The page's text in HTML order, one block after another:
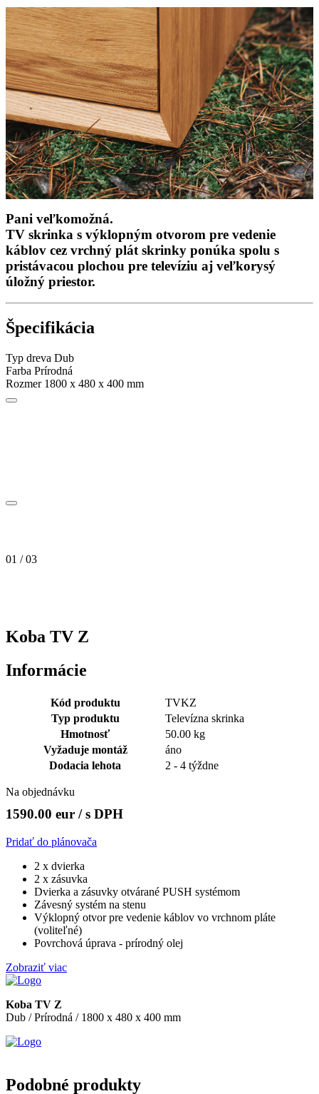
Pani veľkomožná.
TV skrinka s výklopným otvorom pre vedenie
káblov cez vrchný plát skrinky ponúka spolu s
pristávacou plochou pre televíziu aj veľkorysý
úložný priestor.
Špecifikácia
Typ dreva Dub
Farba Prírodná
Rozmer 1800 x 480 x 400 mm
01 / 03
Koba TV Z
Informácie
Kód produktu
TVKZ
Typ produktu
Televízna skrinka
Hmotnosť
50.00 kg
Vyžaduje montáž
áno
Dodacia lehota
2 - 4 týždne
Na objednávku
1590.00 eur / s DPH
Pridať do plánovača
2 x dvierka
2 x zásuvka
Dvierka a zásuvky otvárané PUSH systémom
Závesný systém na stenu
Výklopný otvor pre vedenie káblov vo vrchnom pláte
(voliteľné)
Povrchová úprava - prírodný olej
Zobraziť viac
Koba TV Z
Dub / Prírodná / 1800 x 480 x 400 mm
Podobné produkty